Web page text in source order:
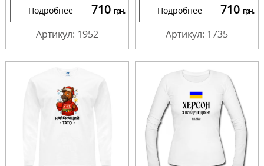
Подробнее 710 грн.
Артикул: 1952
Подробнее 710 грн.
Артикул: 1735